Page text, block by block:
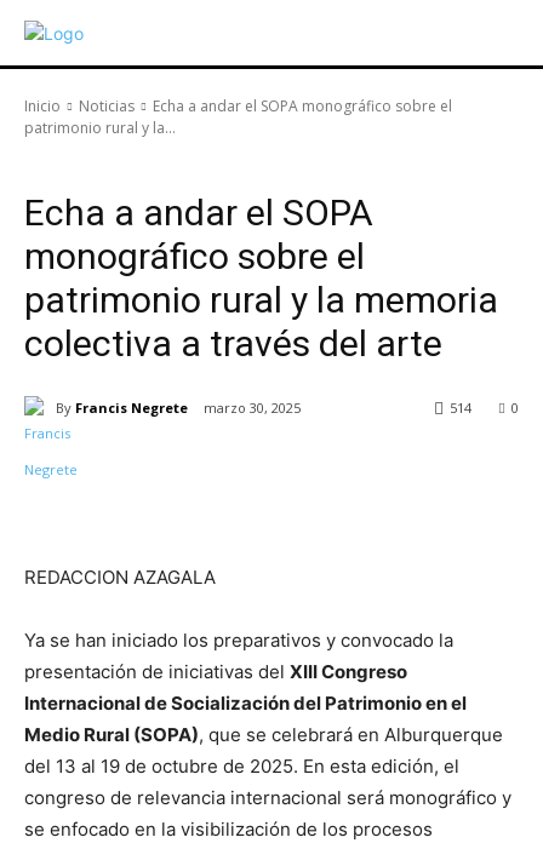
Inicio Noticias
Echa a andar el SOPA monográfico sobre el
patrimonio rural y la...
Echa a andar el SOPA
monográfico sobre el
patrimonio rural y la memoria
colectiva a través del arte
By Francis Negrete marzo 30, 2025 0
514
REDACCION AZAGALA
Ya se han iniciado los preparativos y convocado la
presentación de iniciativas del XIII Congreso
Internacional de Socialización del Patrimonio en el
Medio Rural (SOPA), que se celebrará en Alburquerque
del 13 al 19 de octubre de 2025. En esta edición, el
congreso de relevancia internacional será monográfico y
se enfocado en la visibilización de los procesos